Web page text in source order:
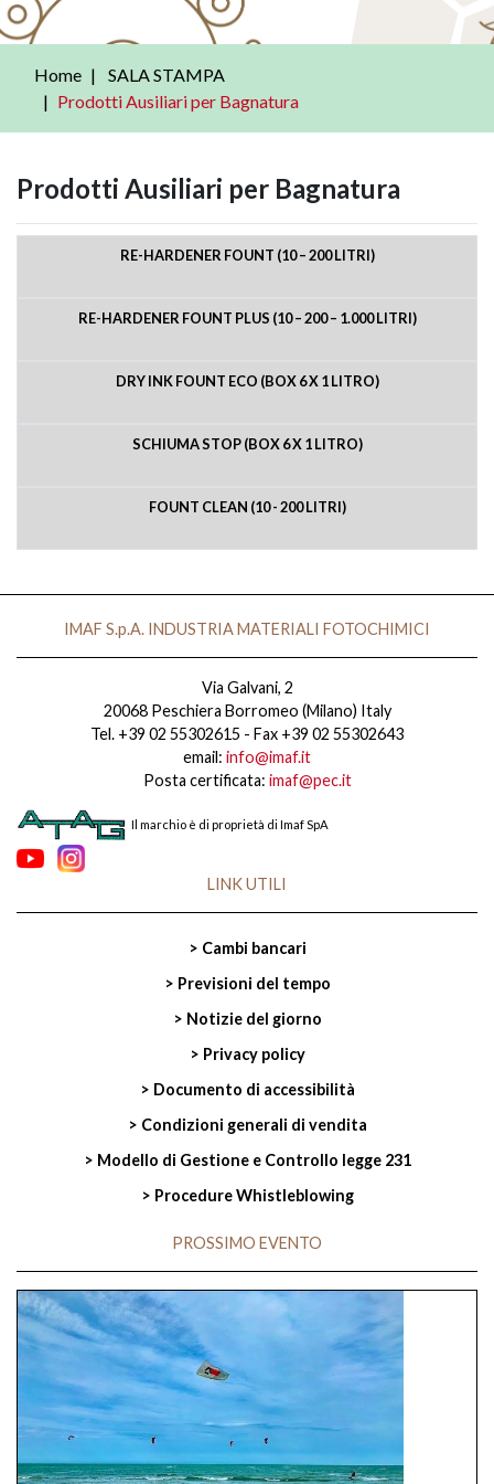
Home
SALA STAMPA
Prodotti Ausiliari per Bagnatura
Prodotti Ausiliari per Bagnatura
RE-HARDENER FOUNT (10 – 200 LITRI)
RE-HARDENER FOUNT PLUS (10 – 200 – 1.000 LITRI)
DRY INK FOUNT ECO (BOX 6 X 1 LITRO)
SCHIUMA STOP (BOX 6 X 1 LITRO)
FOUNT CLEAN (10 - 200 LITRI)
IMAF S.p.A. INDUSTRIA MATERIALI FOTOCHIMICI
Via Galvani, 2
20068 Peschiera Borromeo (Milano) Italy
Tel. +39 02 55302615 - Fax +39 02 55302643
email: info@imaf.it
Posta certificata: imaf@pec.it
Il marchio è di proprietà di Imaf SpA
LINK UTILI
> Cambi bancari
> Previsioni del tempo
> Notizie del giorno
> Privacy policy
> Documento di accessibilità
> Condizioni generali di vendita
> Modello di Gestione e Controllo legge 231
> Procedure Whistleblowing
PROSSIMO EVENTO